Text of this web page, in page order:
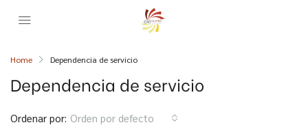
Home Dependencia de servicio
Dependencia de servicio
Ordenar por: Orden por defecto